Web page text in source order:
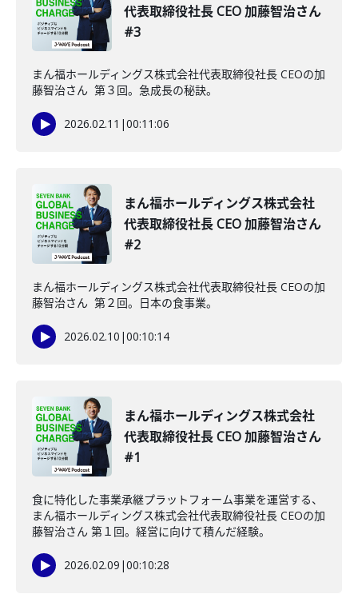
代表取締役社長 CEO 加藤智治さん
#3
まん福ホールディングス株式会社代表取締役社長 CEOの加
藤智治さん 第３回。急成長の秘訣。
2026.02.11 |00:11:06
まん福ホールディングス株式会社
代表取締役社長 CEO 加藤智治さん
#2
まん福ホールディングス株式会社代表取締役社長 CEOの加
藤智治さん 第２回。日本の食事業。
2026.02.10 |00:10:14
まん福ホールディングス株式会社
代表取締役社長 CEO 加藤智治さん
#1
食に特化した事業承継プラットフォーム事業を運営する、
まん福ホールディングス株式会社代表取締役社長 CEOの加
藤智治さん 第１回。経営に向けて積んだ経験。
2026.02.09 |00:10:28